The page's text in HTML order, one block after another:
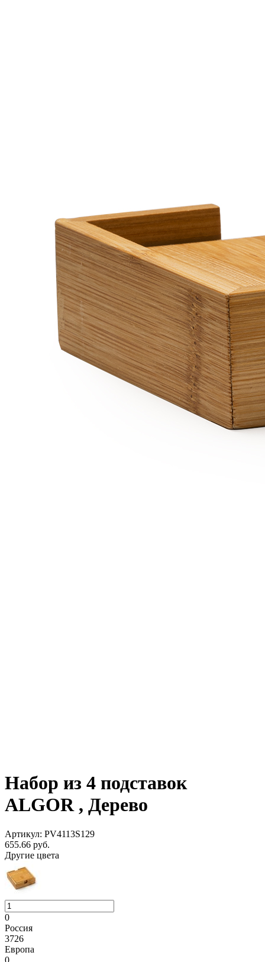
Набор из 4 подставок
ALGOR , Дерево
Артикул: PV4113S129
655.66 руб.
Другие цвета
0
Россия
3726
Европа
0